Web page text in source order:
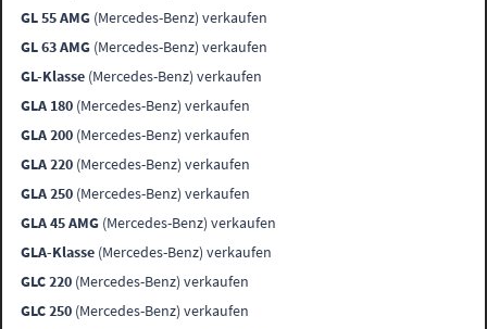
GL 55 AMG (Mercedes-Benz) verkaufen
GL 63 AMG (Mercedes-Benz) verkaufen
GL-Klasse (Mercedes-Benz) verkaufen
GLA 180 (Mercedes-Benz) verkaufen
GLA 200 (Mercedes-Benz) verkaufen
GLA 220 (Mercedes-Benz) verkaufen
GLA 250 (Mercedes-Benz) verkaufen
GLA 45 AMG (Mercedes-Benz) verkaufen
GLA-Klasse (Mercedes-Benz) verkaufen
GLC 220 (Mercedes-Benz) verkaufen
GLC 250 (Mercedes-Benz) verkaufen